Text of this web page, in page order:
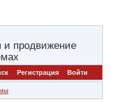
и продвижение
Регистрация Войти